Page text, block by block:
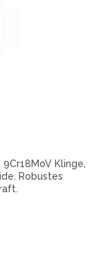
Klinge,
Robustes